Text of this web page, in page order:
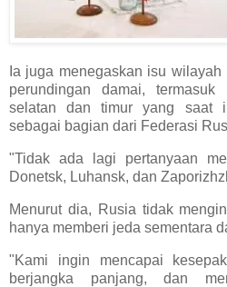
Ia juga menegaskan isu
perundingan damai,
selatan dan timur yang saat
sebagai bagian dari Federasi
"Tidak ada lagi pertanyaan
Donetsk, Luhansk, dan
Menurut dia, Rusia tidak
hanya memberi jeda sementara
"Kami ingin mencapai
berjangka panjang, dan